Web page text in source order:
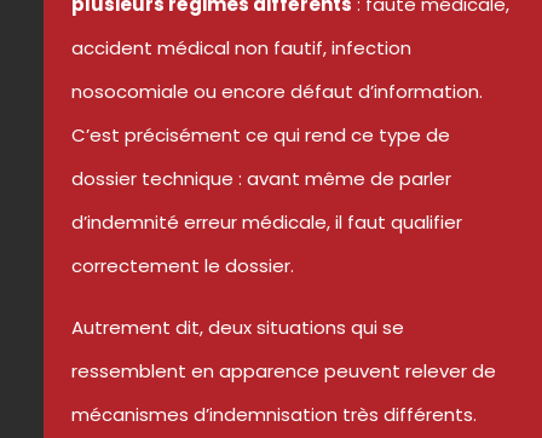
accident médical non fautif, infection
nosocomiale ou encore défaut d’information.
C’est précisément ce qui rend ce type de
dossier technique : avant même de parler
d’indemnité erreur médicale, il faut qualifier
correctement le dossier.
Autrement dit, deux situations qui se
ressemblent en apparence peuvent relever de
mécanismes d’indemnisation très différents.